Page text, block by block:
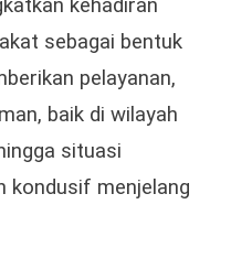
kehadiran
sebagai bentuk
pelayanan,
baik di wilayah
situasi
kondusif menjelang